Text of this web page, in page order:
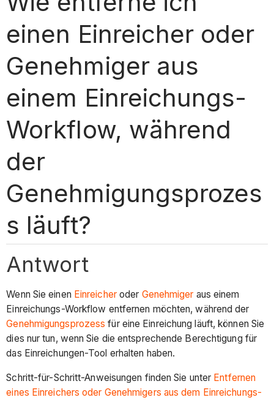
einen Einreicher oder
Genehmiger aus
einem Einreichungs-
Workflow, während
der
Genehmigungsprozes
s läuft?
Antwort
Wenn Sie einen Einreicheroder Genehmiger aus einem
Einreichungs-Workflow entfernen möchten, während der
Genehmigungsprozess für eine Einreichung läuft, können Sie
dies nur tun, wenn Sie die entsprechende Berechtigung für
das Einreichungen-Tool erhalten haben.
Schritt-für-Schritt-Anweisungen finden Sie unter Entfernen
eines Einreichers oder Genehmigers aus dem Einreichungs-